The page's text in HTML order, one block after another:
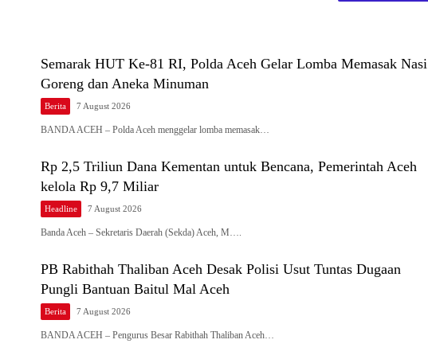
Semarak HUT Ke-81 RI, Polda Aceh Gelar Lomba Memasak Nasi
Goreng dan Aneka Minuman
Berita 7 August 2026
BANDA ACEH – Polda Aceh menggelar lomba memasak…
Rp 2,5 Triliun Dana Kementan untuk Bencana, Pemerintah Aceh
kelola Rp 9,7 Miliar
Headline 7 August 2026
Banda Aceh – Sekretaris Daerah (Sekda) Aceh, M….
PB Rabithah Thaliban Aceh Desak Polisi Usut Tuntas Dugaan
Pungli Bantuan Baitul Mal Aceh
Berita 7 August 2026
BANDA ACEH – Pengurus Besar Rabithah Thaliban Aceh…